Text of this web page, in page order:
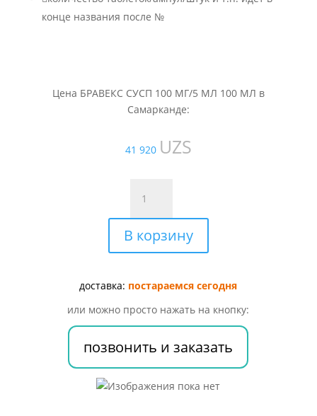
конце названия после №
Цена БРАВЕКС СУСП 100 МГ/5 МЛ 100 МЛ в
Самарканде:
41 920 UZS
товара
БРАВЕКС
СУСП
100
МЛ
МЛ
В корзину
доставка: постараемся сегодня
или можно просто нажать на кнопку:
позвонить и заказать